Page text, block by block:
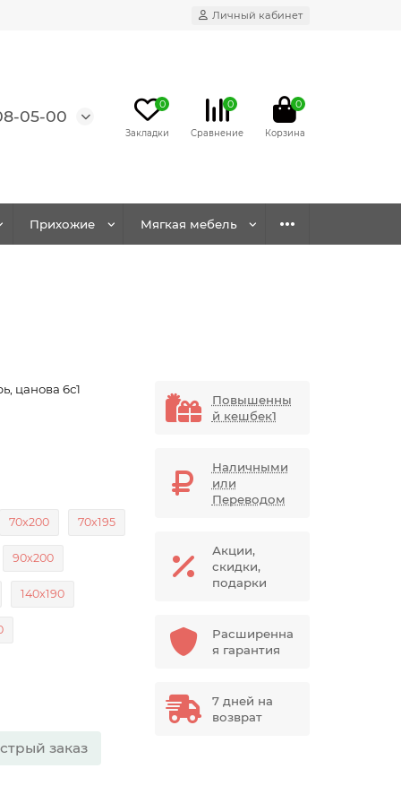
Личный кабинет
05-00
0 0 0
Прихожие Мягкая мебель
цанова 6с1
70x200 70x195
90х200
140x190
заказ
Повышенны
й кешбек1
Наличными
или
Переводом
Акции,
скидки,
подарки
Расширенна
я гарантия
7 дней на
возврат